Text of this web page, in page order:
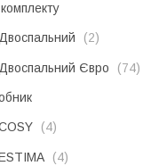
Двоспальний 2
Двоспальний Євро 74
4
4